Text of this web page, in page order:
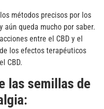
métodos precisos por los
aún queda mucho por saber.
entre el CBD y el
los efectos terapéuticos
CBD.
las semillas de